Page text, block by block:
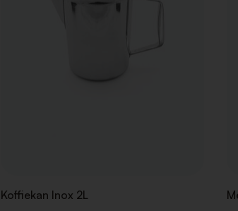
Koffiekan Inox 2L